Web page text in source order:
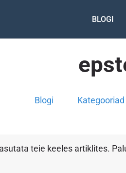
BLOGI
Blogi Kategooriad